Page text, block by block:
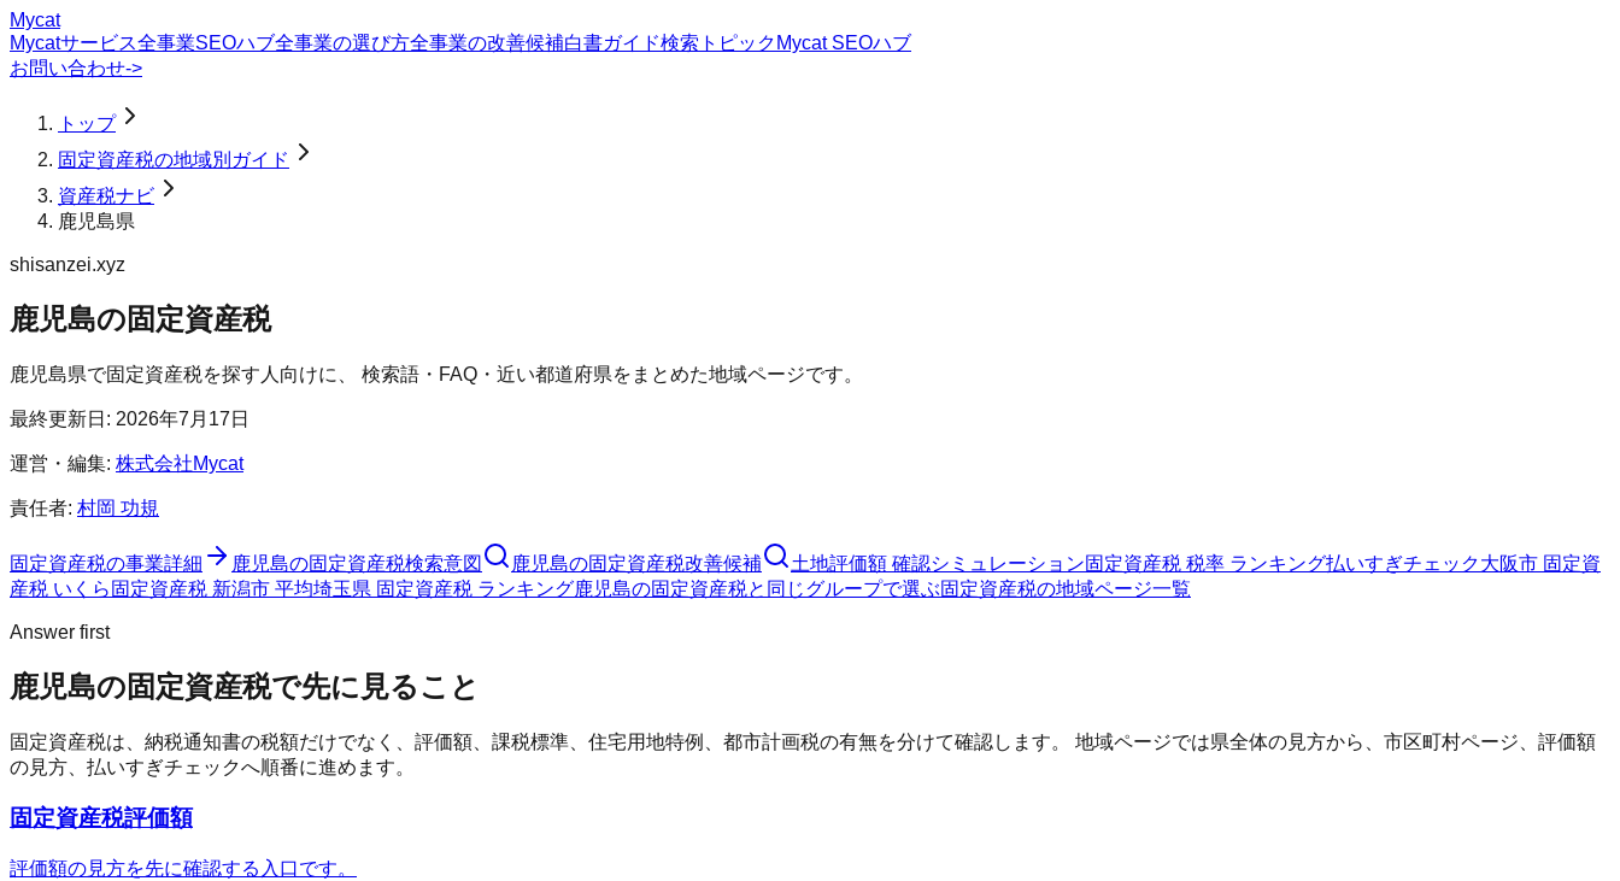
Mycat
Mycatサービス全事業SEOハブ全事業の選び方全事業の改善候補白書ガイド検索トピック Mycat SEOハブ
お問い合わせ->
トップ
固定資産税の地域別ガイド
資産税ナビ
鹿児島県
shisanzei.xyz
鹿児島の固定資産税
鹿児島県で固定資産税を探す人向けに、 検索語・FAQ・近い都道府県をまとめた地域ページです。
最終更新日: 2026年7月17日
運営・編集: 株式会社Mycat
責任者: 村岡 功規
固定資産税の事業詳細 鹿児島の固定資産税検索意図 鹿児島の固定資産税改善候補 土地評価額 確認シミュレーション固定資産税 税率 ランキング払いすぎチェック大阪市 固定資
産税 いくら 固定資産税 新潟市 平均埼玉県 固定資産税 ランキング鹿児島の固定資産税と同じグループで選ぶ固定資産税の地域ページ一覧
Answer first
鹿児島の固定資産税で先に見ること
固定資産税は、納税通知書の税額だけでなく、評価額、課税標準、住宅用地特例、都市計画税の有無を分けて確認します。 地域ページでは県全体の見方から、市区町村ページ、評価額
の見方、払いすぎチェックへ順番に進めます。
固定資産税評価額
評価額の見方を先に確認する入口です。